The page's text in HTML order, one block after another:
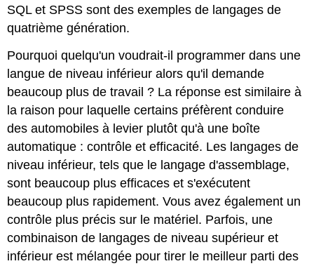
SQL et SPSS sont des exemples de langages de
quatrième génération.
Pourquoi quelqu'un voudrait-il programmer dans une
langue de niveau inférieur alors qu'il demande
beaucoup plus de travail ? La réponse est similaire à
la raison pour laquelle certains préfèrent conduire
des automobiles à levier plutôt qu'à une boîte
automatique : contrôle et efficacité. Les langages de
niveau inférieur, tels que le langage d'assemblage,
sont beaucoup plus efficaces et s'exécutent
beaucoup plus rapidement. Vous avez également un
contrôle plus précis sur le matériel. Parfois, une
combinaison de langages de niveau supérieur et
inférieur est mélangée pour tirer le meilleur parti des